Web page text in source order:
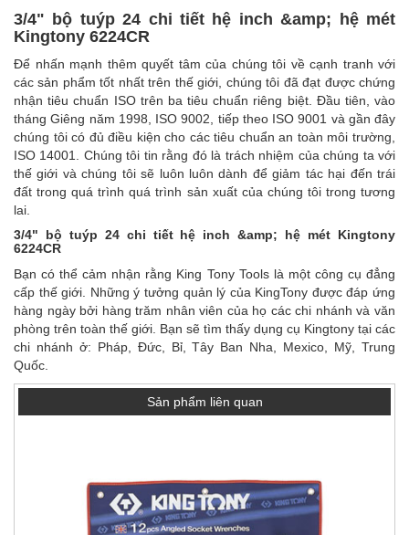
3/4" bộ tuýp 24 chi tiết hệ inch &amp; hệ mét
Kingtony 6224CR
Để nhấn mạnh thêm quyết tâm của chúng tôi về cạnh tranh với
các sản phẩm tốt nhất trên thế giới, chúng tôi đã đạt được chứng
nhận tiêu chuẩn ISO trên ba tiêu chuẩn riêng biệt. Đầu tiên, vào
tháng Giêng năm 1998, ISO 9002, tiếp theo ISO 9001 và gần đây
chúng tôi có đủ điều kiện cho các tiêu chuẩn an toàn môi trường,
ISO 14001. Chúng tôi tin rằng đó là trách nhiệm của chúng ta với
thế giới và chúng tôi sẽ luôn luôn dành để giảm tác hại đến trái
đất trong quá trình quá trình sản xuất của chúng tôi trong tương
lai.
3/4" bộ tuýp 24 chi tiết hệ inch &amp; hệ mét Kingtony
6224CR
Bạn có thể cảm nhận rằng King Tony Tools là một công cụ đẳng
cấp thế giới. Những ý tưởng quản lý của KingTony được đáp ứng
hàng ngày bởi hàng trăm nhân viên của họ các chi nhánh và văn
phòng trên toàn thế giới. Bạn sẽ tìm thấy dụng cụ Kingtony tại các
chi nhánh ở: Pháp, Đức, Bỉ, Tây Ban Nha, Mexico, Mỹ, Trung
Quốc.
Sản phẩm liên quan